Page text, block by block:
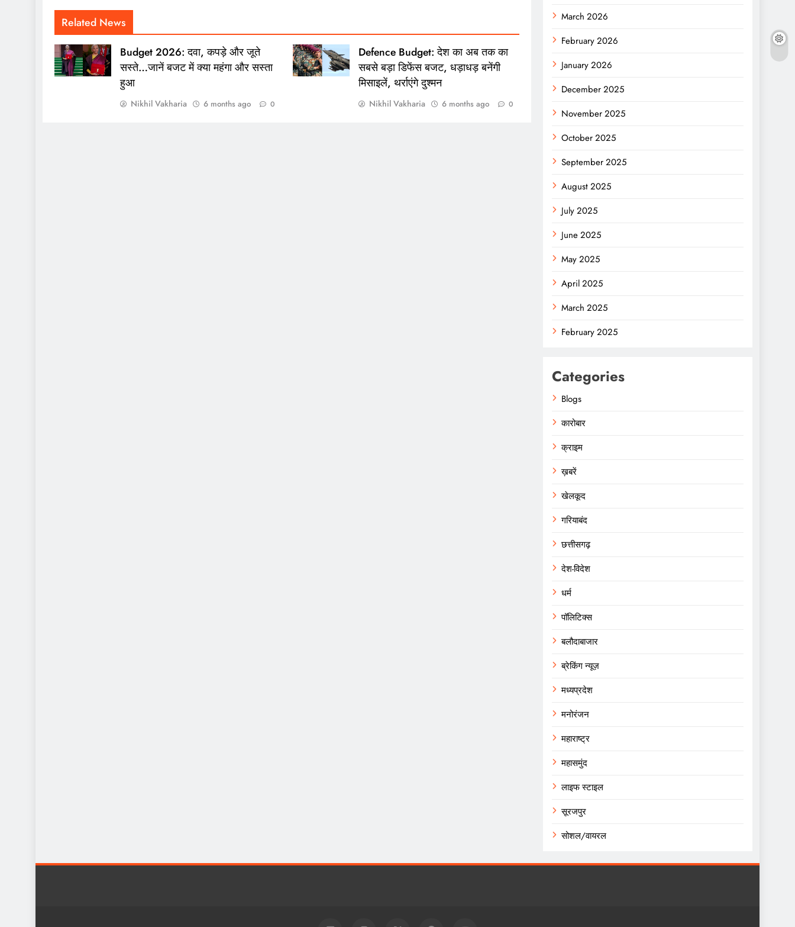
Related News
Budget 2026: दवा, कपड़े और जूते
सस्ते…जानें बजट में क्या महंगा और सस्ता
हुआ
Nikhil Vakharia 6 months ago 0
Defence Budget: देश का अब तक का
सबसे बड़ा डिफेंस बजट, धड़ाधड़ बनेंगी
मिसाइलें, थर्राएंगे दुश्मन
Nikhil Vakharia 6 months ago 0
March 2026
February 2026
January 2026
December 2025
November 2025
October 2025
September 2025
August 2025
July 2025
June 2025
May 2025
April 2025
March 2025
February 2025
Categories
Blogs
कारोबार
क्राइम
ख़बरें
खेलकूद
गरियाबंद
छत्तीसगढ़
देश-विदेश
धर्म
पॉलिटिक्स
बलौदाबाजार
ब्रेकिंग न्यूज़
मध्यप्रदेश
मनोरंजन
महाराष्ट्र
महासमुंद
लाइफ स्टाइल
सूरजपुर
सोशल/वायरल